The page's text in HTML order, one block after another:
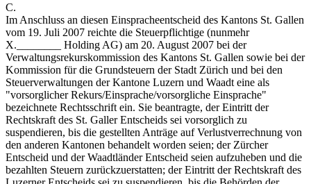
C.
Im Anschluss an diesen Einspracheentscheid des Kantons St. Gallen
vom 19. Juli 2007 reichte die Steuerpflichtige (nunmehr
X.________ Holding AG) am 20. August 2007 bei der
Verwaltungsrekurskommission des Kantons St. Gallen sowie bei der
Kommission für die Grundsteuern der Stadt Zürich und bei den
Steuerverwaltungen der Kantone Luzern und Waadt eine als
"vorsorglicher Rekurs/Einsprache/vorsorgliche Einsprache"
bezeichnete Rechtsschrift ein. Sie beantragte, der Eintritt der
Rechtskraft des St. Galler Entscheids sei vorsorglich zu
suspendieren, bis die gestellten Anträge auf Verlustverrechnung von
den anderen Kantonen behandelt worden seien; der Zürcher
Entscheid und der Waadtländer Entscheid seien aufzuheben und die
bezahlten Steuern zurückzuerstatten; der Eintritt der Rechtskraft des